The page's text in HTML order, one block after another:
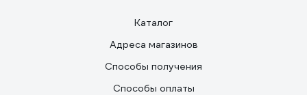
Каталог
Адреса магазинов
Способы получения
Способы оплаты